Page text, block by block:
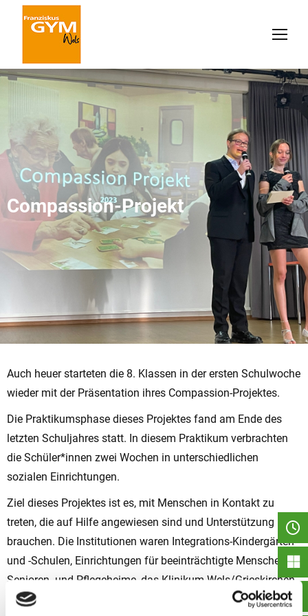
Compassion-Projekt
Auch heuer starteten die 8. Klassen in der ersten Schulwoche
wieder mit der Präsentation ihres Compassion-Projektes.
Die Praktikumsphase dieses Projektes fand am Ende des
letzten Schuljahres statt. In diesem Praktikum verbrachten
die Schüler*innen zwei Wochen in unterschiedlichen
sozialen Einrichtungen.
Ziel dieses Projektes ist es, mit Menschen in Kontakt zu
treten, die auf Hilfe angewiesen sind und Unterstützung
brauchen. Die Institutionen waren Integrations-Kindergärten
und -Schulen, Einrichtungen für beeinträchtigte Menschen,
Senioren- und Pflegeheime, das Klinikum Wels/Grieskirchen
oder das Rote Kreuz.